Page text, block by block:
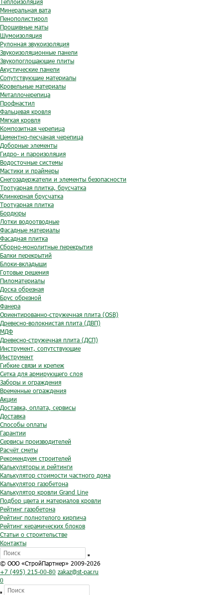
Теплоизоляция
Минеральная вата
Пенополистирол
Прошивные маты
Шумоизоляция
Рулонная звукоизоляция
Звукоизоляционные панели
Звукопоглощающие плиты
Акустические панели
Сопутствующие материалы
Кровельные материалы
Металлочерепица
Профнастил
Фальцевая кровля
Мягкая кровля
Композитная черепица
Цементно-песчаная черепица
Доборные элементы
Гидро- и пароизоляция
Водосточные системы
Мастики и праймеры
Снегозадержатели и элементы безопасности
Тротуарная плитка, брусчатка
Клинкерная брусчатка
Тротуарная плитка
Бордюры
Лотки водоотводные
Фасадные материалы
Фасадная плитка
Сборно-монолитные перекрытия
Балки перекрытий
Блоки-вкладыши
Готовые решения
Пиломатериалы
Доска обрезная
Брус обрезной
Фанера
Ориентированно-стружечная плита (OSB)
Древесно-волокнистая плита (ДВП)
МДФ
Древесно-стружечная плита (ДСП)
Инструмент, сопутствующие
Инструмент
Гибкие связи и крепеж
Сетка для армирующего слоя
Заборы и ограждения
Временные ограждения
Акции
Доставка, оплата, сервисы
Доставка
Способы оплаты
Гарантии
Сервисы производителей
Расчёт сметы
Рекомендуем строителей
Калькуляторы и рейтинги
Калькулятор стоимости частного дома
Калькулятор газобетона
Калькулятор кровли Grand Line
Подбор цвета и материалов кровли
Рейтинг газобетона
Рейтинг полнотелого кирпича
Рейтинг керамических блоков
Статьи о строительстве
Контакты
© ООО «СтройПартнер» 2009-2026
+7 (495) 215-00-80 zakaz@st-par.ru
0